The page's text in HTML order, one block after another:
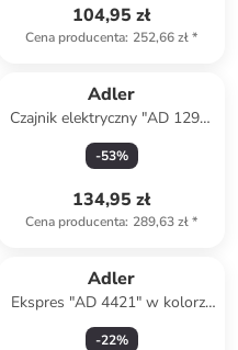
104,95 zł
Cena producenta: 252,66 zł*
Adler
Czajnik elektryczny "AD 1295"
w kolorze białym - 1,7 l
-53%
134,95 zł
Cena producenta: 289,63 zł*
Adler
Ekspres "AD 4421" w kolorze
czarnym do espresso - 320 ml
-22%